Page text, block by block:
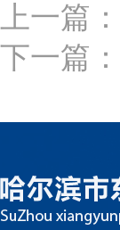
上一篇：
下一篇：